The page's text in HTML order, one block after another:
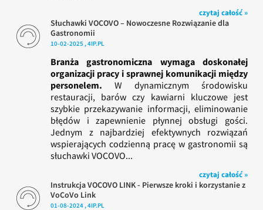
czytaj całość »
Słuchawki VOCOVO – Nowoczesne Rozwiązanie dla
Gastronomii
10-02-2025 , 4IP.PL
Branża gastronomiczna wymaga doskonałej
organizacji pracy i sprawnej komunikacji między
personelem. W dynamicznym środowisku
restauracji, barów czy kawiarni kluczowe jest
szybkie przekazywanie informacji, eliminowanie
błędów i zapewnienie płynnej obsługi gości.
Jednym z najbardziej efektywnych rozwiązań
wspierających codzienną pracę w gastronomii są
słuchawki VOCOVO...
czytaj całość »
Instrukcja VOCOVO LINK - Pierwsze kroki i korzystanie z
VoCoVo Link
01-08-2024 , 4IP.PL